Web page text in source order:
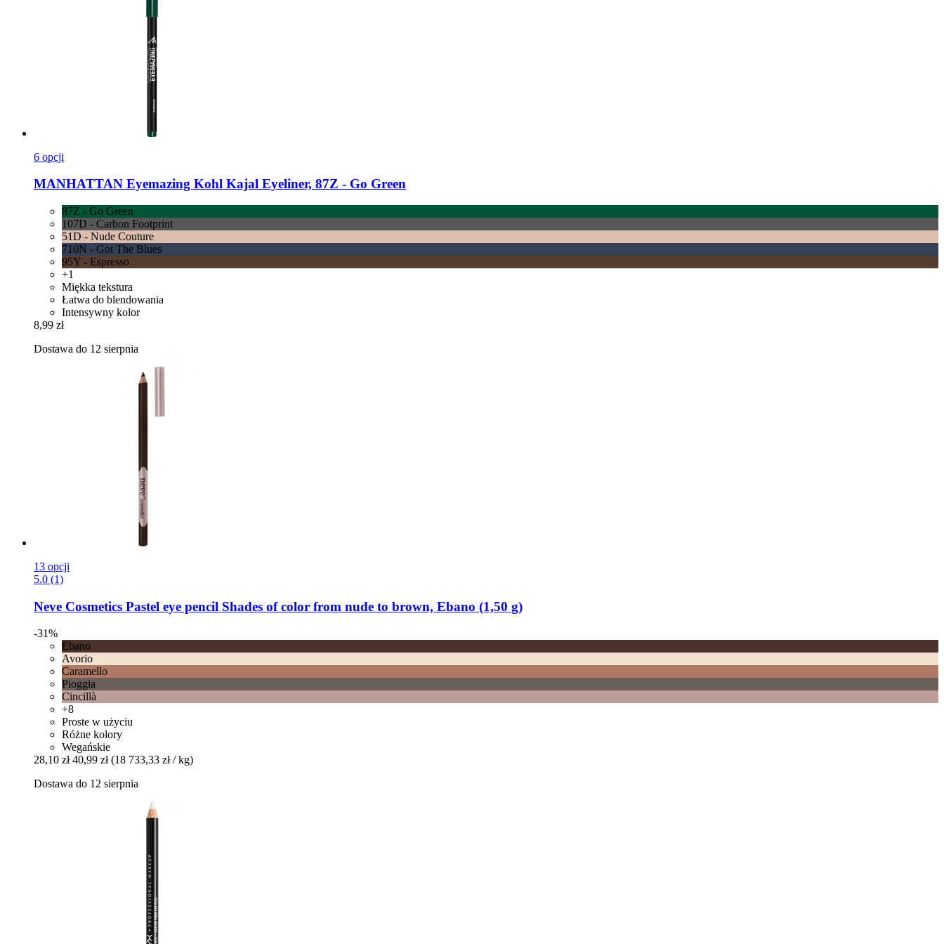
6 opcji
MANHATTAN Eyemazing Kohl Kajal Eyeliner, 87Z -​ Go Green
87Z - Go Green
107D - Carbon Footprint
51D - Nude Couture
710N - Got The Blues
95Y - Espresso
+1
Miękka tekstura
Łatwa do blendowania
Intensywny kolor
8,99 zł
Dostawa do 12 sierpnia
13 opcji
5.0 (1)
Neve Cosmetics Pastel eye pencil Shades of color from nude to brown, Ebano (1,50 g)
-31%
Ebano
Avorio
Caramello
Pioggia
Cincillà
+8
Proste w użyciu
Różne kolory
Wegańskie
28,10 zł 40,99 zł (18 733,33 zł / kg)
Dostawa do 12 sierpnia